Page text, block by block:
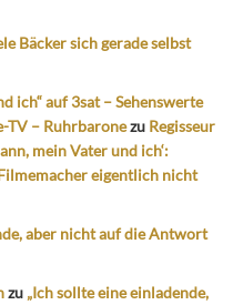
Bäcker sich gerade selbst
ich“ auf 3sat – Sehenswerte
TV – Ruhrbaronezu Regisseur
mein Vater und ich‘:
eigentlich nicht
aber nicht auf die Antwort
zu „Ich sollte eine einladende,